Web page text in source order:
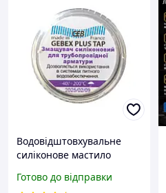
Водовідштовхувальне
силіконове мастило
Gebex Plus для кранів,
Готово до відправки